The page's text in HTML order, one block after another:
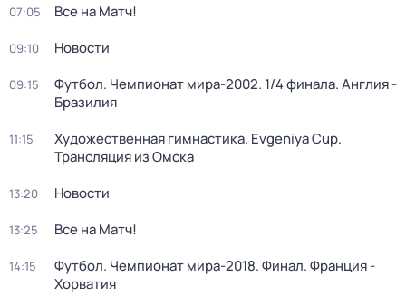
07:05 Все на Матч!
09:10 Новости
09:15
Футбол. Чемпионат мира-2002. 1/4 финала. Англия -
Бразилия
11:15
Художественная гимнастика. Evgeniya Cup.
Трансляция из Омска
13:20 Новости
13:25 Все на Матч!
14:15
Футбол. Чемпионат мира-2018. Финал. Франция -
Хорватия